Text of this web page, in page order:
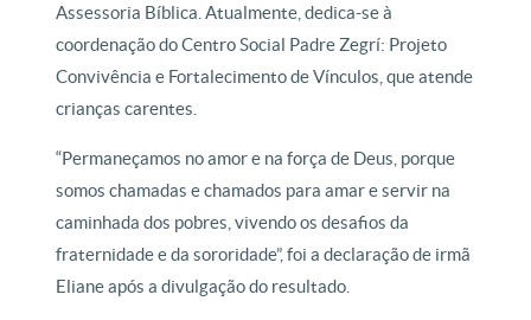
Assessoria Bíblica. Atualmente, dedica-se à
coordenação do Centro Social Padre Zegrí: Projeto
Convivência e Fortalecimento de Vínculos, que atende
crianças carentes.
“Permaneçamos no amor e na força de Deus, porque
somos chamadas e chamados para amar e servir na
caminhada dos pobres, vivendo os desafios da
fraternidade e da sororidade”, foi a declaração de irmã
Eliane após a divulgação do resultado.